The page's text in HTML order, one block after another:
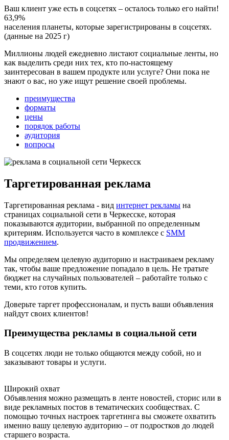
Ваш клиент уже есть в соцсетях – осталось только его найти!
63,9%
населения планеты, которые зарегистрированы в соцсетях.
(данные на 2025 г)
Миллионы людей ежедневно листают социальные ленты, но
как выделить среди них тех, кто по-настоящему
заинтересован в вашем продукте или услуге? Они пока не
знают о вас, но уже ищут решение своей проблемы.
преимущества
форматы
цены
порядок работы
аудитория
вопросы
Таргетированная реклама
Таргетированная реклама - вид интернет рекламы на
страницах социальной сети в Черкесске, которая
показываются аудитории, выбранной по определенным
критериям. Используется часто в комплексе с SMM
продвижением.
Мы определяем целевую аудиторию и настраиваем рекламу
так, чтобы ваше предложение попадало в цель. Не тратьте
бюджет на случайных пользователей – работайте только с
теми, кто готов купить.
Доверьте таргет профессионалам, и пусть ваши объявления
найдут своих клиентов!
Преимущества рекламы в социальной сети
В соцсетях люди не только общаются между собой, но и
заказывают товары и услуги.
Широкий охват
Объявления можно размещать в ленте новостей, сторис или в
виде рекламных постов в тематических сообществах. С
помощью точных настроек таргетинга вы сможете охватить
именно вашу целевую аудиторию – от подростков до людей
старшего возраста.